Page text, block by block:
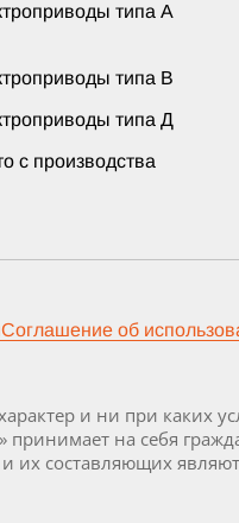
типа А
типа В
типа Д
с производства
Соглашение об
и ни при каких
на себя
их составляющих